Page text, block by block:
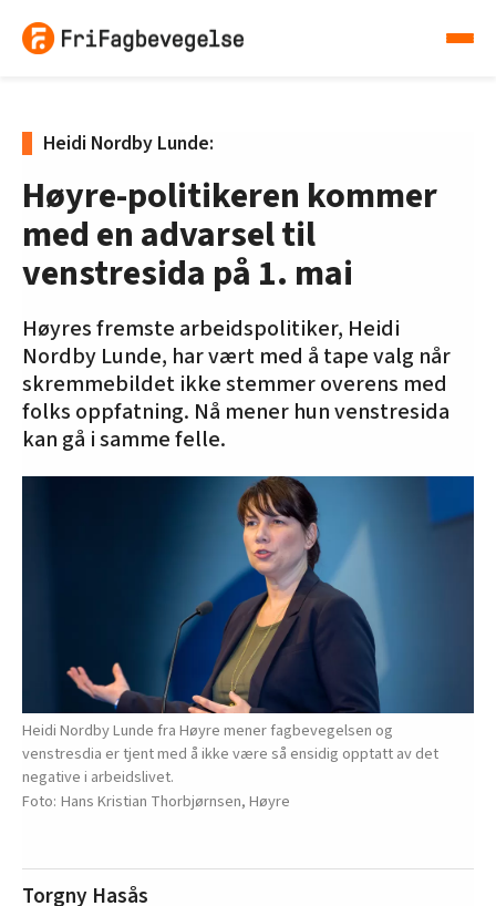
Heidi Nordby Lunde:
Høyre-politikeren kommer
med en advarsel til
venstresida på 1. mai
Høyres fremste arbeidspolitiker, Heidi
Nordby Lunde, har vært med å tape valg når
skremmebildet ikke stemmer overens med
folks oppfatning. Nå mener hun venstresida
kan gå i samme felle.
Heidi Nordby Lunde fra Høyre mener fagbevegelsen og
venstresdia er tjent med å ikke være så ensidig opptatt av det
negative i arbeidslivet.
Hans Kristian Thorbjørnsen, Høyre
Torgny Hasås